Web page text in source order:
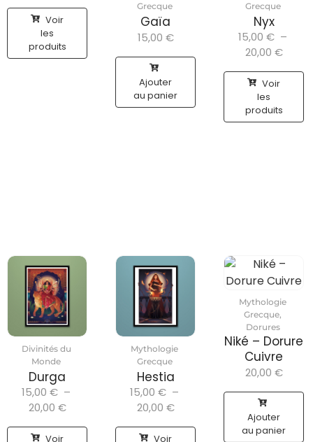
Voir
les
produits
Grecque
Gaïa
15,00 €
Ajouter
au panier
Grecque
Nyx
15,00 € –
20,00 €
Voir
les
produits
Divinités du
Monde
Durga
15,00 € –
20,00 €
Voir
Mythologie
Grecque
Hestia
15,00 € –
20,00 €
Voir
Mythologie
Grecque,
Dorures
Niké – Dorure
Cuivre
20,00 €
Ajouter
au panier